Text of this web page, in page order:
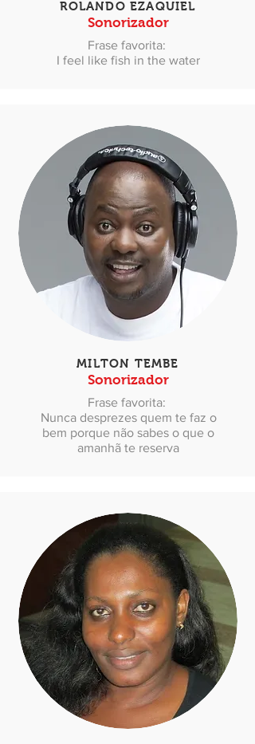
ROLANDO EZAQUIEL
Sonorizador
Frase favorita:
I feel like fish in the water
MILTON TEMBE
Sonorizador
Frase favorita:
Nunca desprezes quem te faz o
bem porque não sabes o que o
amanhã te reserva